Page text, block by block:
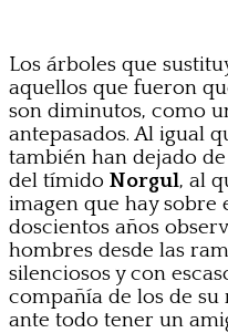
Los árboles que
aquellos que fueron
son diminutos, como
antepasados. Al igual
también han dejado
del tímido Norgul, al
imagen que hay sobre
doscientos años
hombres desde las
silenciosos y con
compañía de los de su
ante todo tener un